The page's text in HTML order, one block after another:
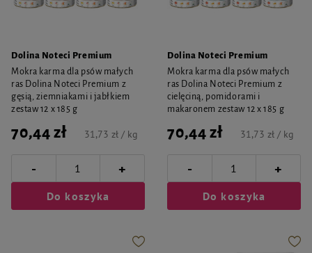
Dolina Noteci Premium
Mokra karma dla psów małych
ras Dolina Noteci Premium z
gęsią, ziemniakami i jabłkiem
zestaw 12 x 185 g
70,44 zł 31,73 zł / kg
- +
Do koszyka
Dolina Noteci Premium
Mokra karma dla psów małych
ras Dolina Noteci Premium z
cielęciną, pomidorami i
makaronem zestaw 12 x 185 g
70,44 zł 31,73 zł / kg
- +
Do koszyka